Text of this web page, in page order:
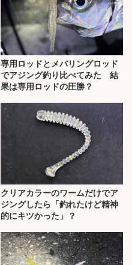
専用ロッドとメバリングロッド
でアジング釣り比べてみた 結
果は専用ロッドの圧勝？
クリアカラーのワームだけでア
ジングしたら「釣れたけど精神
的にキツかった」？